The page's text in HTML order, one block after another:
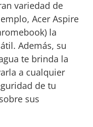
variedad de
Acer Aspire
la
Además, su
te brinda la
a cualquier
de tu
sus